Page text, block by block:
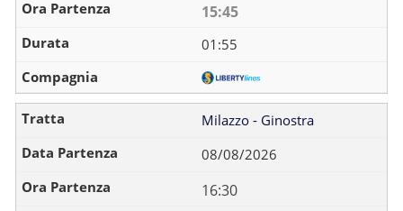
15:45
01:55
Milazzo - Ginostra
08/08/2026
16:30